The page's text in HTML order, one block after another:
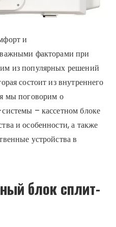
и
факторами при
из популярных решений
состоит из внутреннего
мы поговорим о
– кассетном блоке
и особенности, а также
устройства в
блок сплит-